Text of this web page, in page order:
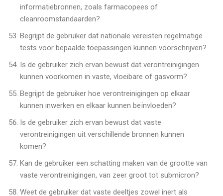
informatiebronnen, zoals farmacopees of
cleanroomstandaarden?
Begrijpt de gebruiker dat nationale vereisten regelmatige
tests voor bepaalde toepassingen kunnen voorschrijven?
Is de gebruiker zich ervan bewust dat verontreinigingen
kunnen voorkomen in vaste, vloeibare of gasvorm?
Begrijpt de gebruiker hoe verontreinigingen op elkaar
kunnen inwerken en elkaar kunnen beïnvloeden?
Is de gebruiker zich ervan bewust dat vaste
verontreinigingen uit verschillende bronnen kunnen
komen?
Kan de gebruiker een schatting maken van de grootte van
vaste verontreinigingen, van zeer groot tot submicron?
Weet de gebruiker dat vaste deeltjes zowel inert als